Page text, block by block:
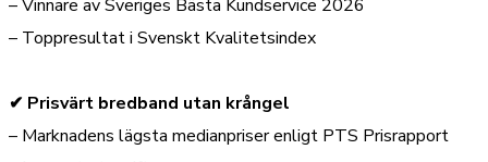
– Vinnare av Sveriges Bästa Kundservice 2026
– Toppresultat i Svenskt Kvalitetsindex
✔ Prisvärt bredband utan krångel
– Marknadens lägsta medianpriser enligt PTS Prisrapport